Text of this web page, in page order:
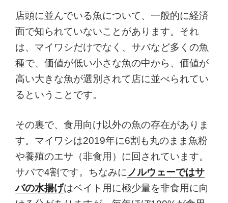
店頭に並んでいる魚について、一般的に経済
面で知られていないことがあります。それ
は、マイワシだけでなく、サバなど多くの魚
種で、価値が低い小さな魚の中から、価値が
高い大きな魚が選別されて店に並べられてい
るということです。
その裏で、食用向け以外の魚の存在がありま
す。マイワシは2019年に6割も丸のまま魚粉
や養殖のエサ（非食用）に回されています。
サバで4割です。ちなみにノルウェーではサ
バの水揚げはベイト用に極少量を非食用に向